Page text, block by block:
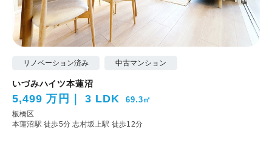
リノベーション済み 中古マンション
いづみハイツ本蓮沼
5,499 万円 3 LDK 69.3㎡
板橋区
本蓮沼駅 徒歩5分志村坂上駅 徒歩12分